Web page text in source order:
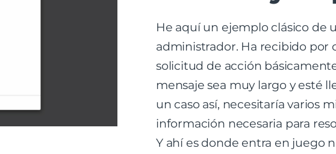
He aquí un ejemplo clásico de
administrador. Ha recibido por
solicitud de acción
mensaje sea muy largo y esté
un caso así, necesitaría varios
información necesaria para
Y ahí es donde entra en juego